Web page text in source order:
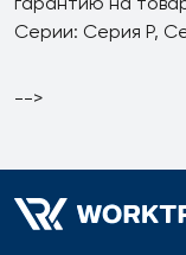
Серии: Серия P,
-->